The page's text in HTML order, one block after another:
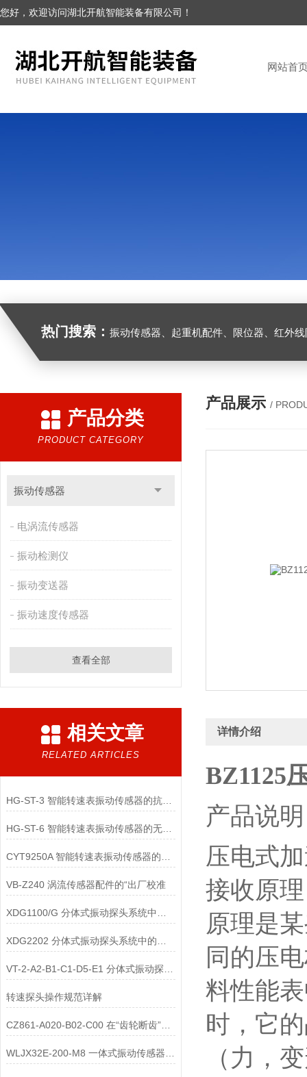
您好，欢迎访问湖北开航智能装备有限公司！
网站首
热门搜索： 振动传感器、起重机配件、限位器、红外线防撞器
产品分类
PRODUCT CATEGORY
振动传感器
电涡流传感器
振动检测仪
振动变送器
振动速度传感器
查看全部
相关文章
RELATED ARTICLES
HG-ST-3 智能转速表振动传感器的抗电磁干扰设计包含哪些关键技术？
HG-ST-6 智能转速表振动传感器的无线传输技术有哪些类型？
VB-Z240 涡流传感器配件的“出厂校准
转速探头操作规范详解
CZ861-A020-B02-C00 在“齿轮断齿”故障中，一体式传感器
产品展示 /
详情介绍
BZ1125
产品说
压电式
接收原
原理是
同的压
料性能
时，它
（力，